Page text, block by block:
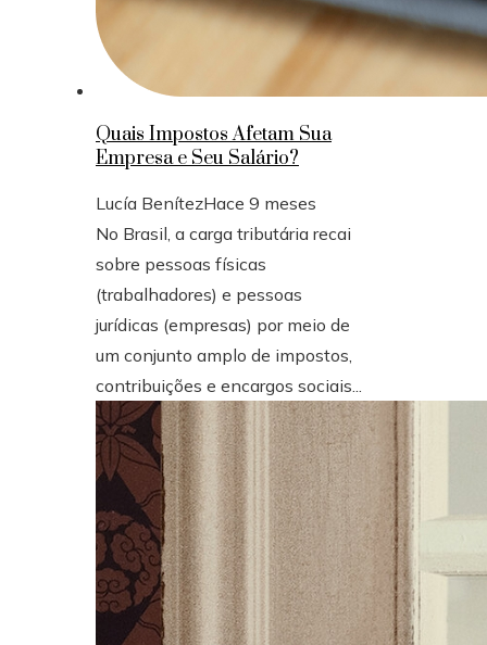
Quais Impostos Afetam Sua
Empresa e Seu Salário?
Lucía BenítezHace 9 meses
No Brasil, a carga tributária recai
sobre pessoas físicas
(trabalhadores) e pessoas
jurídicas (empresas) por meio de
um conjunto amplo de impostos,
contribuições e encargos sociais...